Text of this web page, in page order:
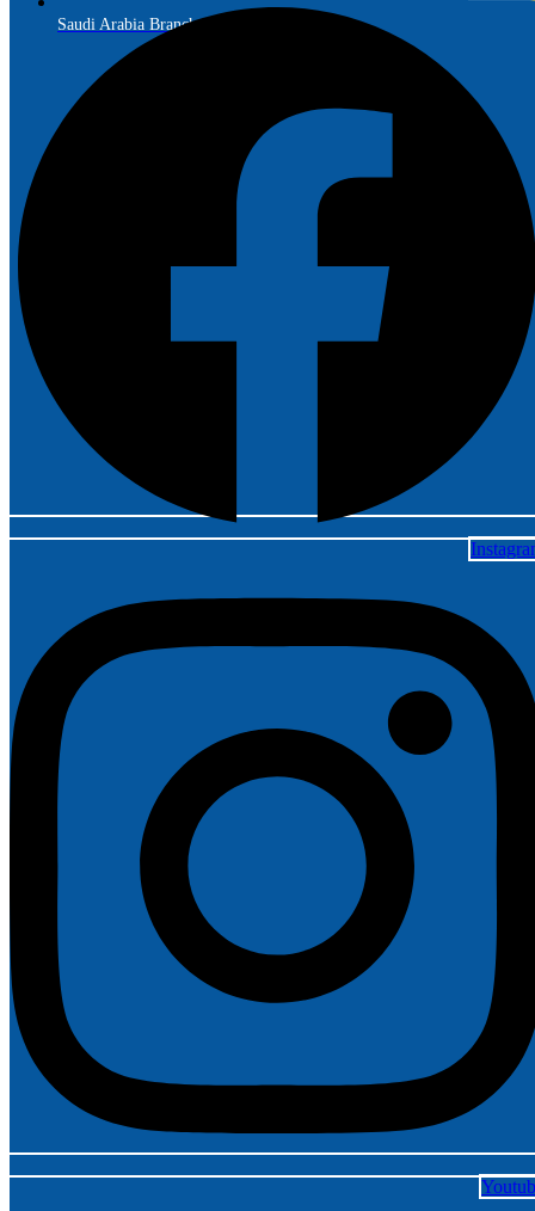
Saudi Arabia Branch: +966 56 691 7299